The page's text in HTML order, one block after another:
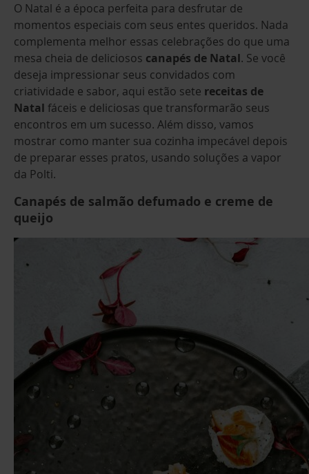
O Natal é a época perfeita para desfrutar de
momentos especiais com seus entes queridos. Nada
complementa melhor essas celebrações do que uma
mesa cheia de deliciosos canapés de Natal. Se você
deseja impressionar seus convidados com
criatividade e sabor, aqui estão sete receitas de
Natal fáceis e deliciosas que transformarão seus
encontros em um sucesso. Além disso, vamos
mostrar como manter sua cozinha impecável depois
de preparar esses pratos, usando soluções a vapor
da Polti.
Canapés de salmão defumado e creme de
queijo